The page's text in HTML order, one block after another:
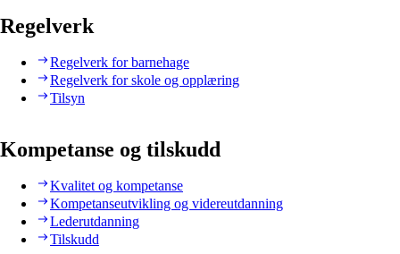
Regelverk
Regelverk for barnehage
Regelverk for skole og opplæring
Tilsyn
Kompetanse og tilskudd
Kvalitet og kompetanse
Kompetanseutvikling og videreutdanning
Lederutdanning
Tilskudd